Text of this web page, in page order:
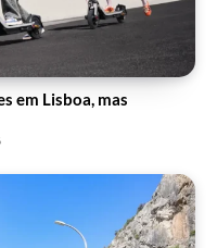
em Lisboa, mas